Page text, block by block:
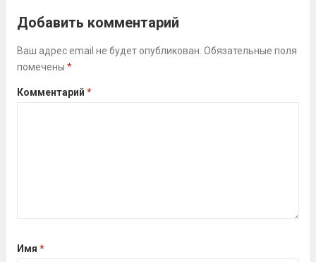
(тренер Задорина Я.С.)
Добавить комментарий
Ваш адрес email не будет опубликован. Обязательные поля
помечены *
Комментарий *
Имя *